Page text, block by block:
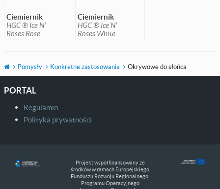
Ciemiernik
HGC ® Ice N'
Roses Rose
Ciemiernik
HGC ® Ice N'
Roses White
Pomysły Konkretne zastosowania Okrywowe do słońca
PORTAL
Regulamin
Polityka prywatności
Projekt współfinansowany ze
środków w ramach Europejskiego
Funduszu Rozwoju Regionalnego.
Programu Operacyjnego